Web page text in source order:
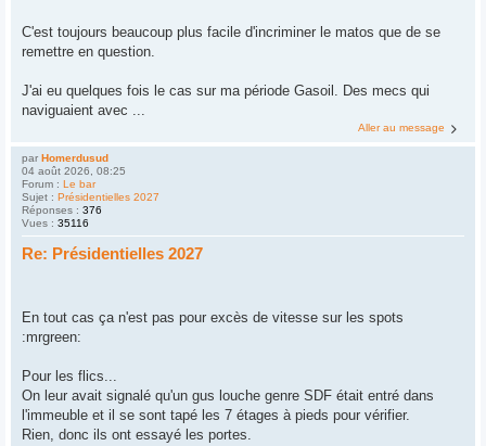
C'est toujours beaucoup plus facile d'incriminer le matos que de se
remettre en question.
J'ai eu quelques fois le cas sur ma période Gasoil. Des mecs qui
naviguaient avec ...
Aller au message
par Homerdusud
04 août 2026, 08:25
Forum : Le bar
Sujet : Présidentielles 2027
Réponses : 376
Vues : 35116
Re: Présidentielles 2027
En tout cas ça n'est pas pour excès de vitesse sur les spots
:mrgreen:
Pour les flics...
On leur avait signalé qu'un gus louche genre SDF était entré dans
l'immeuble et il se sont tapé les 7 étages à pieds pour vérifier.
Rien, donc ils ont essayé les portes.